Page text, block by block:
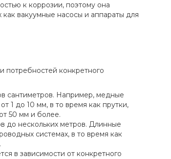
к коррозии, поэтому она
вакуумные насосы и аппараты для
потребностей конкретного
сантиметров. Например, медные
1 до 10 мм, в то время как прутки,
50 мм и более.
до нескольких метров. Длинные
системах, в то время как
в зависимости от конкретного